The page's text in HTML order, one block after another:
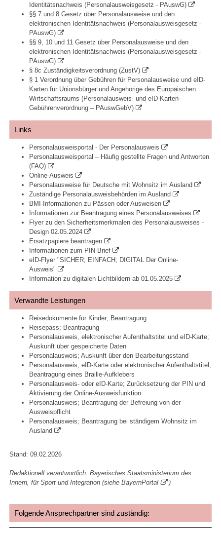
Identitätsnachweis (Personalausweisgesetz - PAuswG)
§§ 7 und 8 Gesetz über Personalausweise und den
elektronischen Identitätsnachweis (Personalausweisgesetz -
PAuswG)
§§ 9, 10 und 11 Gesetz über Personalausweise und den
elektronischen Identitätsnachweis (Personalausweisgesetz -
PAuswG)
§ 8c Zuständigkeitsverordnung (ZustV)
§ 1 Verordnung über Gebühren für Personalausweise und eID-
Karten für Unionsbürger und Angehörige des Europäischen
Wirtschaftsraums (Personalausweis- und eID-Karten-
Gebührenverordnung – PAuswGebV)
Links
Personalausweisportal - Der Personalausweis
Personalausweisportal – Häufig gestellte Fragen und Antworten
(FAQ)
Online-Ausweis
Personalausweise für Deutsche mit Wohnsitz im Ausland
Zuständige Personalausweisbehörden im Ausland
BMI-Informationen zu Pässen oder Ausweisen
Informationen zur Beantragung eines Personalausweises
Flyer zu den Sicherheitsmerkmalen des Personalausweises -
Design 02.05.2024
Ersatzpapiere beantragen
Informationen zum PIN-Brief
eID-Flyer "SICHER; EINFACH; DIGITAL Der Online-
Ausweis"
Information zu digitalen Lichtbildern ab 01.05.2025
Verwandte Leistungen
Reisedokumente für Kinder; Beantragung
Reisepass; Beantragung
Personalausweis, elektronischer Aufenthaltstitel und eID-Karte;
Auskunft über gespeicherte Daten
Personalausweis; Auskunft über den Bearbeitungsstand
Personalausweis, eID-Karte oder elektronischer Aufenthaltstitel;
Beantragung eines Braille-Aufklebers
Personalausweis- oder eID-Karte; Zurücksetzung der PIN und
Aktivierung der Online-Ausweisfunktion
Personalausweis; Beantragung der Befreiung von der
Ausweispflicht
Personalausweis; Beantragung bei ständigem Wohnsitz im
Ausland
Stand: 09.02.2026
Redaktionell verantwortlich: Bayerisches Staatsministerium des
Innern, für Sport und Integration (sieheBayernPortal )
Folgende Ansprechpartner sind zuständig: